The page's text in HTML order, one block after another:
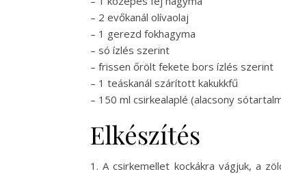
– 2 evőkanál olívaolaj
– 1 gerezd fokhagyma
– só ízlés szerint
– frissen őrölt fekete bors ízlés szerint
– 1 teáskanál szárított kakukkfű
– 150 ml csirkealaplé (alacsony
Elkészítés
1. A csirkemellet kockákra vágjuk, a